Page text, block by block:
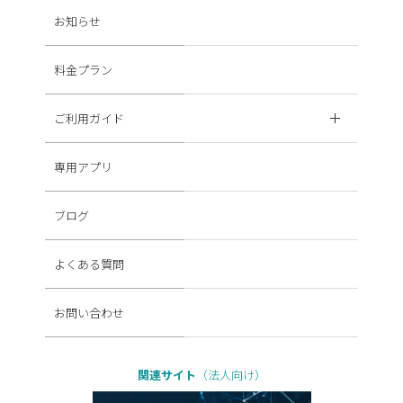
お知らせ
料金プラン
ご利用ガイド
専用アプリ
ブログ
よくある質問
お問い合わせ
関連サイト （法人向け）